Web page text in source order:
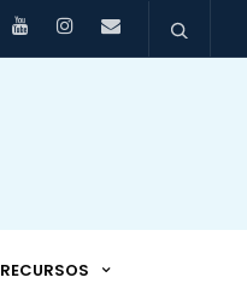
RECURSOS